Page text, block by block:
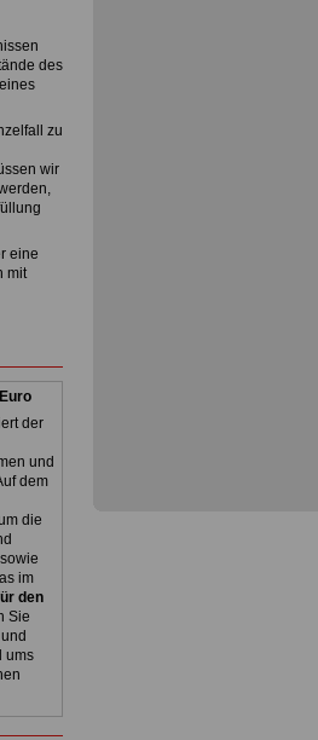
des
zu
wir
eine
mit
der
und
dem
die
im
den
Sie
ums